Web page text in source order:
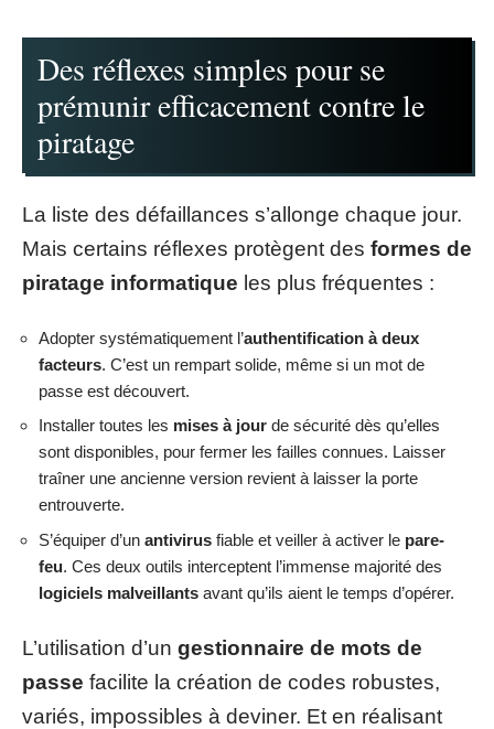
Des réflexes simples pour se
prémunir efficacement contre le
piratage
La liste des défaillances s’allonge chaque jour.
Mais certains réflexes protègent des formes de
piratage informatique les plus fréquentes :
Adopter systématiquement l’authentification à deux
facteurs. C’est un rempart solide, même si un mot de
passe est découvert.
Installer toutes les mises à jour de sécurité dès qu’elles
sont disponibles, pour fermer les failles connues. Laisser
traîner une ancienne version revient à laisser la porte
entrouverte.
S’équiper d’un antivirus fiable et veiller à activer le pare-
feu. Ces deux outils interceptent l’immense majorité des
logiciels malveillants avant qu’ils aient le temps d’opérer.
L’utilisation d’un gestionnaire de mots de
passe facilite la création de codes robustes,
variés, impossibles à deviner. Et en réalisant